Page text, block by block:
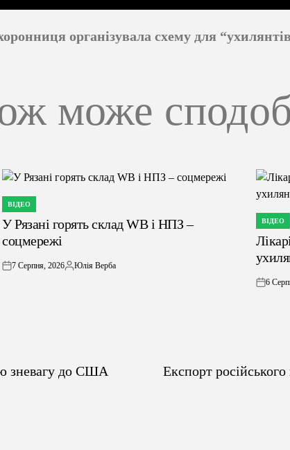
організувала схему для
може
ОПУБЛІКУВАТИ
У
ВІДЕО
У Рязані горять склад WB і НПЗ –
соцмережі
on
7 Серпня, 2026
Опубліковано
Юлія Верба
У
ВІДЕО
on
6
зневагу до США Експорт